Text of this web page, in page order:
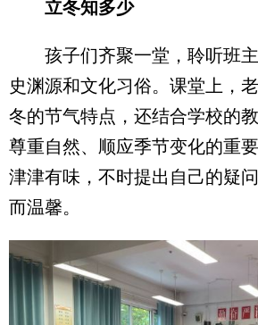
立冬知多少
孩子们齐聚一堂，聆听班主
史渊源和文化习俗。课堂上，
冬的节气特点，还结合学校的
尊重自然、顺应季节变化的重
津津有味，不时提出自己的疑
而温馨。